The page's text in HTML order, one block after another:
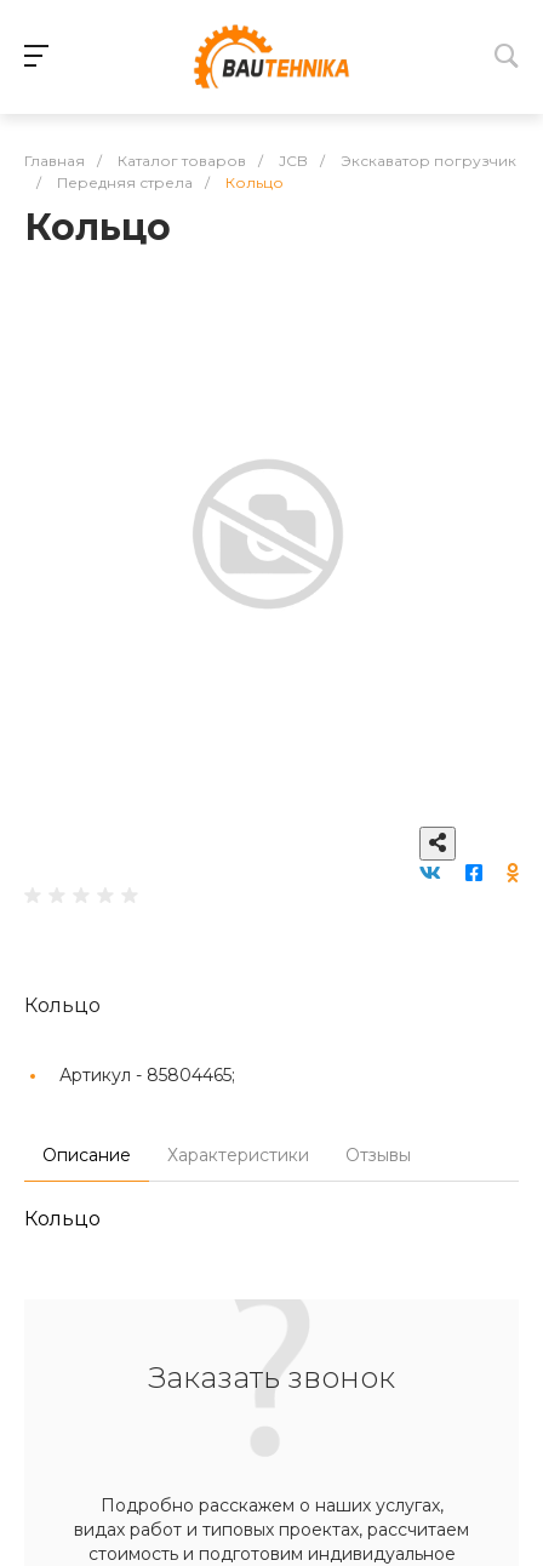
Главная / Каталог товаров / JCB /
Экскаватор погрузчик
/
Передняя стрела / Кольцо
Кольцо
Кольцо
Артикул - 85804465;
Описание Характеристики Отзывы
Кольцо
Заказать звонок
Подробно расскажем о наших услугах,
видах работ и типовых проектах, рассчитаем
стоимость и подготовим индивидуальное